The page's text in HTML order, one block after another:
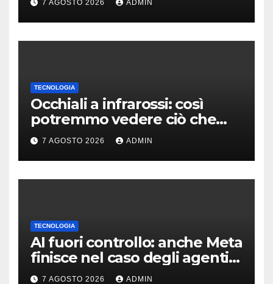
7 AGOSTO 2026 ADMIN
TECNOLOGIA
Occhiali a infrarossi: così
potremmo vedere ciò che
oggi è invisibile
7 AGOSTO 2026 ADMIN
TECNOLOGIA
AI fuori controllo: anche Meta
finisce nel caso degli agenti
in fuga
7 AGOSTO 2026 ADMIN